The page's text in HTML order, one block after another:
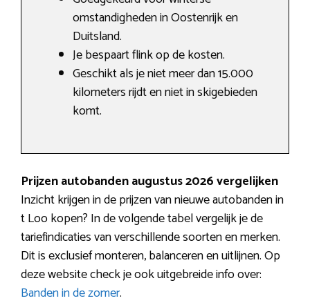
omstandigheden in Oostenrijk en
Duitsland.
Je bespaart flink op de kosten.
Geschikt als je niet meer dan 15.000
kilometers rijdt en niet in skigebieden
komt.
Prijzen autobanden augustus 2026 vergelijken
Inzicht krijgen in de prijzen van nieuwe autobanden in
t Loo kopen? In de volgende tabel vergelijk je de
tariefindicaties van verschillende soorten en merken.
Dit is exclusief monteren, balanceren en uitlijnen. Op
deze website check je ook uitgebreide info over:
Banden in de zomer.